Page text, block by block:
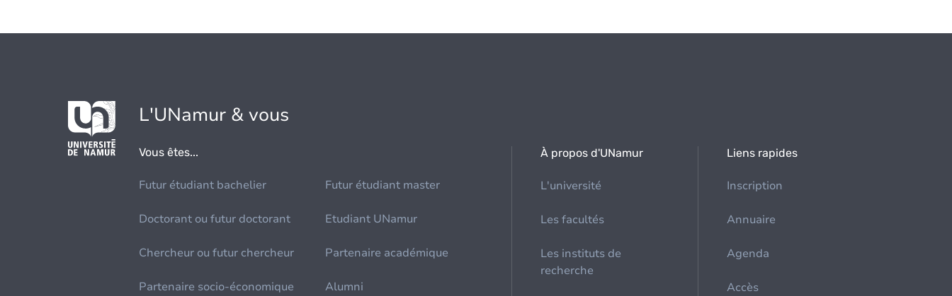
L'UNamur & vous
Vous êtes...
Futur étudiant bachelier Futur étudiant master
Doctorant ou futur doctorant Etudiant UNamur
Chercheur ou futur chercheur Partenaire académique
Partenaire socio-économique Alumni
À propos d'UNamur
L'université
Les facultés
Les instituts de
recherche
Liens rapides
Inscription
Annuaire
Agenda
Accès